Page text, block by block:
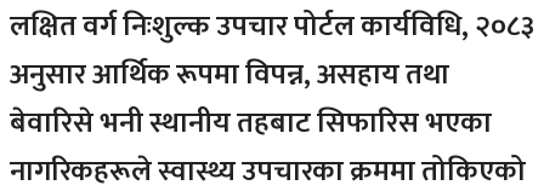
लक्षित वर्ग निःशुल्क उपचार पोर्टल कार्यविधि, २०८३
अनुसार आर्थिक रूपमा विपन्न, असहाय तथा
बेवारिसे भनी स्थानीय तहबाट सिफारिस भएका
नागरिकहरूले स्वास्थ्य उपचारका क्रममा तोकिएको